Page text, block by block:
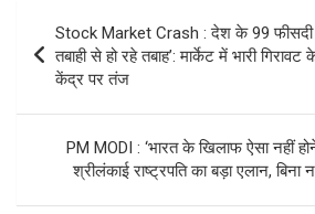
navigation
Stock Market Crash : देश के 99 फीसदी
तबाही से हो रहे तबाह’: मार्केट में भारी
केंद्र पर तंज
PM MODI : ‘भारत के खिलाफ ऐसा नहीं
श्रीलंकाई राष्ट्रपति का बड़ा एलान, बिना